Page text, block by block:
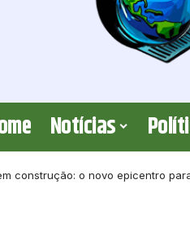
Notícias
construção: o novo epicentro